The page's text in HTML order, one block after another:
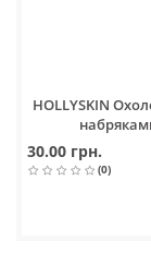
HOLLYSKIN
30.00 грн.
(0)